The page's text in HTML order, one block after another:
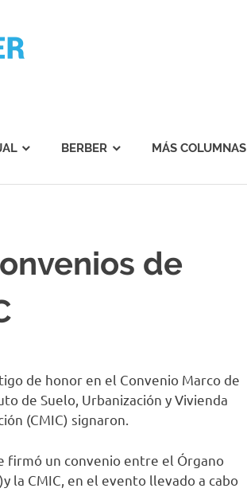
BERBER MÁS COLUMNAS
de
de honor en el Convenio Marco de
de Suelo, Urbanización y Vivienda
(CMIC) signaron.
firmó un convenio entre el Órgano
la CMIC, en el evento llevado a cabo